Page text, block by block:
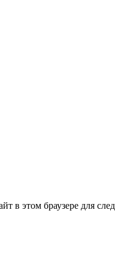
в этом браузере для